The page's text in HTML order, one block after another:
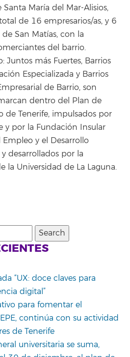
María del Mar-Alisios,
de 16 empresarios/as, y 6
San Matías, con la
del barrio.
Juntos más Fuertes, Barrios
Especializada y Barrios
de Barrio, son
dentro del Plan de
de Tenerife, impulsados por
y por la Fundación Insular
y el Desarrollo
desarrollados por la
la Universidad de La Laguna.
“UX: doce claves para
digital”
para fomentar el
continúa con su actividad
de Tenerife
universitaria se suma,